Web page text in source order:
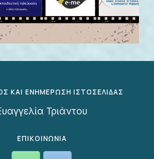
ΚΑΙ ΕΝΗΜΕΡΩΣΗ ΙΣΤΟΣΕΛΙΔΑΣ
Τριάντου
ΕΠΙΚΟΙΝΩΝΙΑ